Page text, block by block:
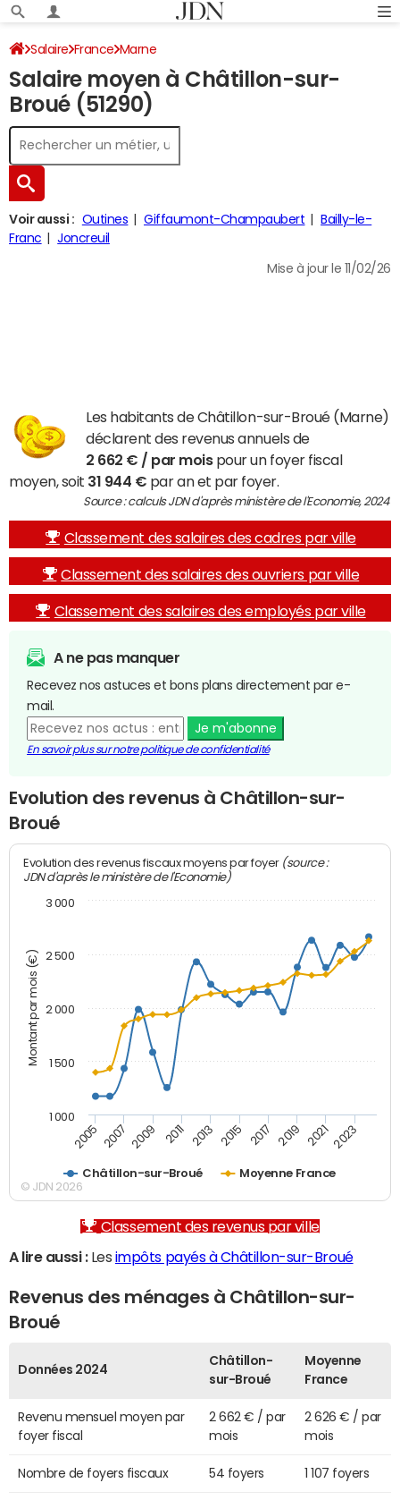
Salaire France Marne
Salaire moyen à Châtillon-sur-
Broué (51290)
Voir aussi : Outines Giffaumont-Champaubert
Bailly-le-
Franc
Joncreuil
Mise à jour le 11/02/26
Les habitants de Châtillon-sur-Broué (Marne)
déclarent des revenus annuels de
2 662 € / par moispour un foyer fiscal
moyen, soit 31 944 € par an et par foyer.
Source : calculs JDN d'après ministère de l'Economie, 2024
Classement des salaires des cadres par ville
Classement des salaires des ouvriers par ville
Classement des salaires des employés par ville
A ne pas manquer
Recevez nos astuces et bons plans directement par e-
mail.
Je m'abonne
En savoir plus sur notre politique de confidentialité
Evolution des revenus à Châtillon-sur-
Broué
Montant par mois (€)
Evolution des revenus fiscaux moyens par foyer (source :
JDN d'après le ministère de l'Economie)
Châtillon-sur-Broué Moyenne France
2005 2007 2009 2011 2013 2015 2017 2019 2021 2023
1 000
1 500
2 000
2 500
3 000
© JDN 2026
Classement des revenus par ville
A lire aussi :Les impôts payés à Châtillon-sur-Broué
Revenus des ménages à Châtillon-sur-
Broué
Données 2024
Châtillon-
sur-Broué
Moyenne
France
Revenu mensuel moyen par
foyer fiscal
2 662 € / par
mois
2 626 € / par
mois
Nombre de foyers fiscaux 54 foyers 1 107 foyers